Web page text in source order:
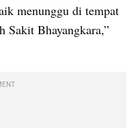
menunggu di tempat
Sakit Bhayangkara,”